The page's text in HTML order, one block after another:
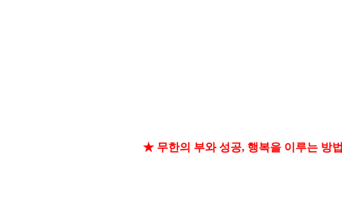
★ 무한의 부와 성공, 행복을 이루는 방법